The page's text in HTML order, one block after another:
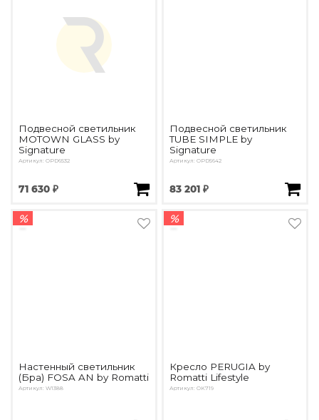
Подвесной светильник
MOTOWN GLASS by
Signature
Артикул: OPD6532
71 630 ₽
Подвесной светильник
TUBE SIMPLE by
Signature
Артикул: OPD5642
83 201 ₽
%
Настенный светильник
(Бра) FOSA AN by Romatti
Артикул: W1388
%
Кресло PERUGIA by
Romatti Lifestyle
Артикул: OK719